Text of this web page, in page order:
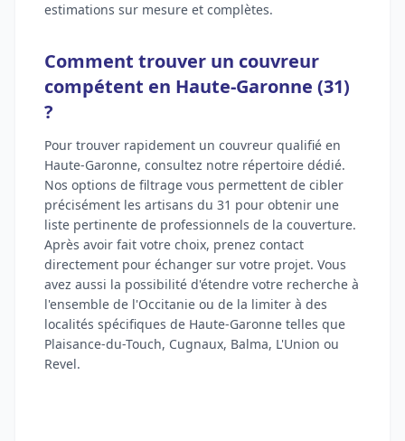
estimations sur mesure et complètes.
Comment trouver un couvreur
compétent en Haute-Garonne (31)
?
Pour trouver rapidement un couvreur qualifié en
Haute-Garonne, consultez notre répertoire dédié.
Nos options de filtrage vous permettent de cibler
précisément les artisans du 31 pour obtenir une
liste pertinente de professionnels de la couverture.
Après avoir fait votre choix, prenez contact
directement pour échanger sur votre projet. Vous
avez aussi la possibilité d'étendre votre recherche à
l'ensemble de l'Occitanie ou de la limiter à des
localités spécifiques de Haute-Garonne telles que
Plaisance-du-Touch, Cugnaux, Balma, L'Union ou
Revel.